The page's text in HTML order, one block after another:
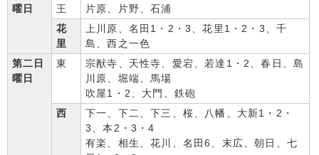
曜日
王
片原、片野、石浦
花
里
上川原、名田1・2・3、花里1・2・3、千
島、西之一色
第二日
曜日
東
宗猷寺、天性寺、愛宕、若達1・2、春日、島
川原、堀端、馬場
吹屋1・2、大門、鉄砲
西
下一、下二、下三、桜、八幡、大新1・2・
3、本2・3・4
有楽、相生、花川、名田6、末広、朝日、七